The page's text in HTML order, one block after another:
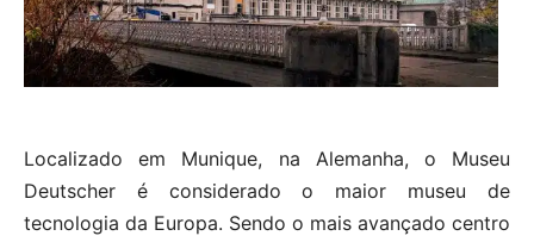
Localizado em Munique, na Alemanha, o Museu
Deutscher é considerado o maior museu de
tecnologia da Europa. Sendo o mais avançado centro